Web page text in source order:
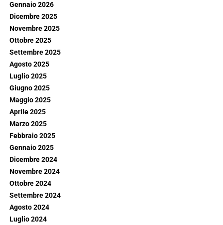
Gennaio 2026
Dicembre 2025
Novembre 2025
Ottobre 2025
Settembre 2025
Agosto 2025
Luglio 2025
Giugno 2025
Maggio 2025
Aprile 2025
Marzo 2025
Febbraio 2025
Gennaio 2025
Dicembre 2024
Novembre 2024
Ottobre 2024
Settembre 2024
Agosto 2024
Luglio 2024